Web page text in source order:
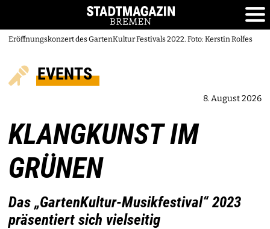
Eröffnungskonzert des GartenKultur Festivals 2022. Foto: Kerstin Rolfes
EVENTS
8. August 2026
KLANGKUNST IM
GRÜNEN
Das „GartenKultur-Musikfestival“ 2023
präsentiert sich vielseitig